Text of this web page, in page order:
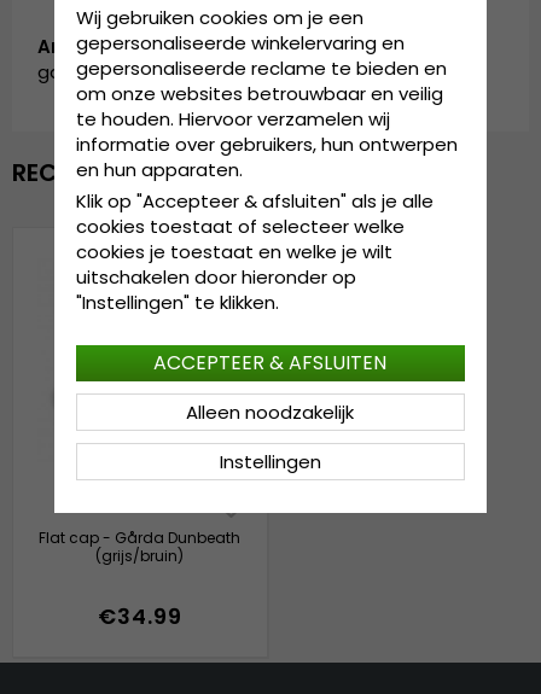
Artikelnummer:
garda.ESY0716710.dunbeath.grey/brown
RECENTELIJK BEKEKEN
Flat cap - Gårda Dunbeath
(grijs/bruin)
€34.99
Wij gebruiken cookies om je een
gepersonaliseerde winkelervaring en
gepersonaliseerde reclame te bieden en
om onze websites betrouwbaar en veilig
te houden. Hiervoor verzamelen wij
informatie over gebruikers, hun ontwerpen
en hun apparaten.
Klik op "Accepteer & afsluiten" als je alle
cookies toestaat of selecteer welke
cookies je toestaat en welke je wilt
uitschakelen door hieronder op
"Instellingen" te klikken.
Instellingen
Alleen noodzakelijk
ACCEPTEER & AFSLUITEN